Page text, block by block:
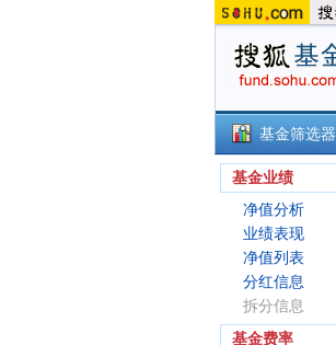
基金筛选器
基金业绩
净值分析
业绩表现
净值列表
分红信息
拆分信息
基金费率